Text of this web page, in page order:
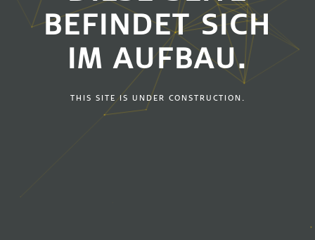
BEFINDET SICH
IM AUFBAU.
THIS SITE IS UNDER CONSTRUCTION.